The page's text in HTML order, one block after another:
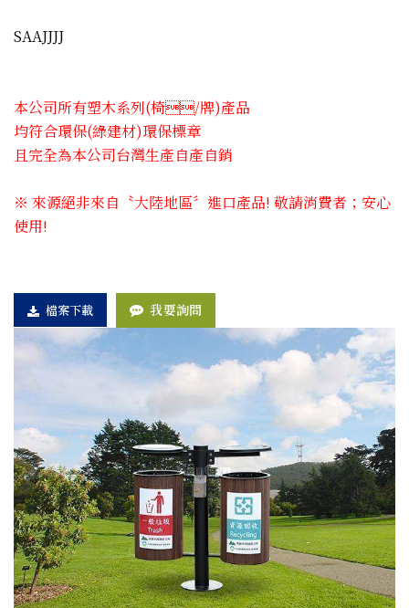
SAAJJJJ
本公司所有塑木系列(椅​/牌)產品
均符合環保(綠建材)環保標章
且完全為本公司台灣生產自產自銷
※ 來源絕非來自〝大陸地區〞進口產品! 敬請消費者；安心
使用!
檔案下載 我要詢問